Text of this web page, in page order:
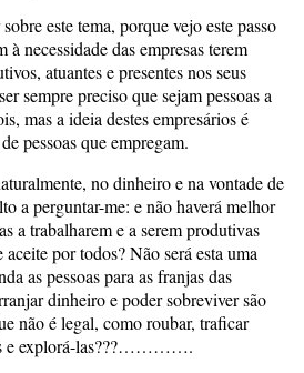
este tema, porque vejo este passo
necessidade das empresas terem
atuantes e presentes nos seus
sempre preciso que sejam pessoas a
mas a ideia destes empresários é
pessoas que empregam.
no dinheiro e na vontade de
a perguntar-me: e não haverá melhor
a trabalharem e a serem produtivas
por todos? Não será esta uma
as pessoas para as franjas das
dinheiro e poder sobreviver são
não é legal, como roubar, traficar
e explorá-las???………….